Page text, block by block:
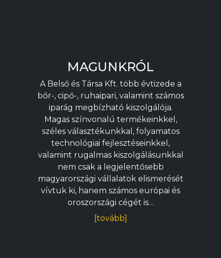
MAGUNKRÓL
A Belső és Társa Kft. több évtizede a
bőr-, cipő-, ruhaipari, valamint számos
iparág megbízható kiszolgálója.
Magas színvonalú termékeinkkel,
széles választékunkkal, folyamatos
technológiai fejlesztéseinkkel,
valamint rugalmas kiszolgálásunkkal
nem csak a legjelentősebb
magyarországi vállalatok elismerését
vívtuk ki, hanem számos európai és
oroszországi cégét is…
[tovább]